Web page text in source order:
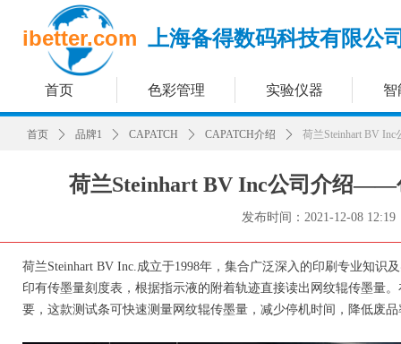
首页 色彩管理 实验仪器 智
ibetter.com 上海备得数码科技有限公
荷兰Steinhart BV Inc公司介绍——
发布时间： 2021-12-08 12:19
荷兰Steinhart BV Inc.成立于1998年，集合广泛深入的印刷专业知识
印有传墨量刻度表，根据指示液的附着轨迹直接读出网纹辊传墨量
要，这款测试条可快速测量网纹辊传墨量，减少停机时间，降低废
首页 ꄲ 品牌1 ꄲ CAPATCH ꄲ CAPATCH介绍 ꄲ 荷兰Steinhart BV